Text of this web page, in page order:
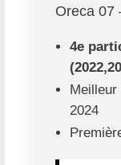
Oreca 07
4e
2024